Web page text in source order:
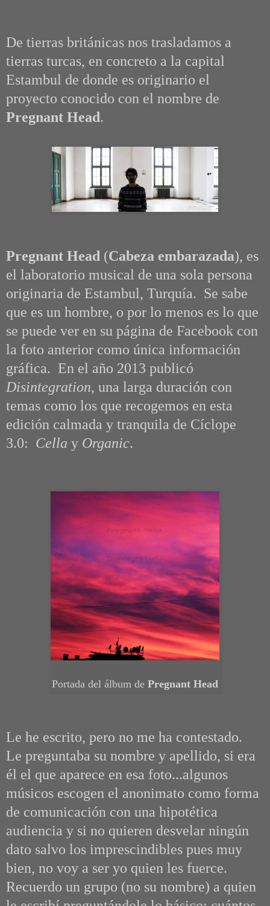
De tierras británicas nos trasladamos a
tierras turcas, en concreto a la capital
Estambul de donde es originario el
proyecto conocido con el nombre de
Pregnant Head.
Pregnant Head (Cabeza embarazada), es
el laboratorio musical de una sola persona
originaria de Estambul, Turquía. Se sabe
que es un hombre, o por lo menos es lo que
se puede ver en su página de Facebook con
la foto anterior como única información
gráfica. En el año 2013 publicó
Disintegration, una larga duración con
temas como los que recogemos en esta
edición calmada y tranquila de Cíclope
3.0: Cella y Organic.
Portada del álbum de Pregnant Head
Le he escrito, pero no me ha contestado.
Le preguntaba su nombre y apellido, si era
él el que aparece en esa foto...algunos
músicos escogen el anonimato como forma
de comunicación con una hipotética
audiencia y si no quieren desvelar ningún
dato salvo los imprescindibles pues muy
bien, no voy a ser yo quien les fuerce.
Recuerdo un grupo (no su nombre) a quien